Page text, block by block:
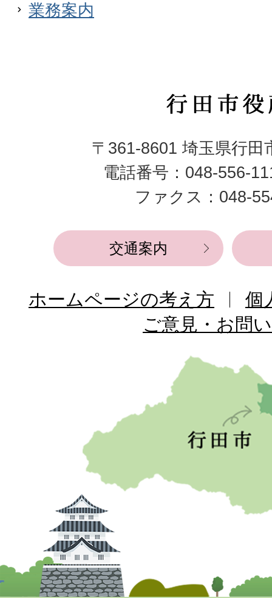
業務案内
行
市
役
所
〒361-8601 埼玉県行田
電話番号：048-556-
ファクス：048-
交通案内
ホームページの考え方
個
ご意見・お問